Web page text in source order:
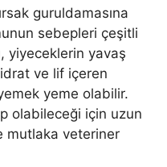
guruldamasına
sebepleri çeşitli
yiyeceklerin yavaş
ve lif içeren
yeme olabilir.
olabileceği için uzun
mutlaka veteriner